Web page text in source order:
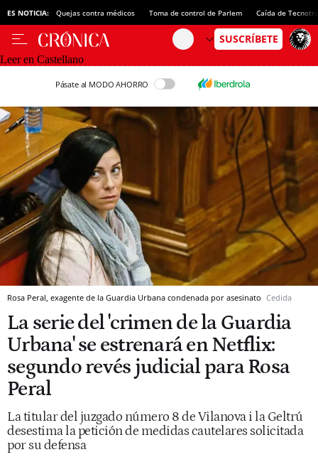
ES NOTICIA: Quejas contra médicos Toma de control de Parlem Caída de
Leer en Castellano
Pásate al MODO AHORRO
Rosa Peral, exagente de la Guardia Urbana condenada por asesinato Cedida
La serie del 'crimen de la Guardia
Urbana' se estrenará en Netflix:
segundo revés judicial para Rosa
Peral
La titular del juzgado número 8 de Vilanova i la Geltrú
desestima la petición de medidas cautelares solicitada
por su defensa